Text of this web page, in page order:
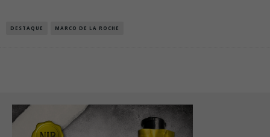
DESTAQUE MARCO DE LA ROCHE